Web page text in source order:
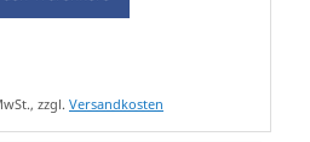
zzgl. Versandkosten